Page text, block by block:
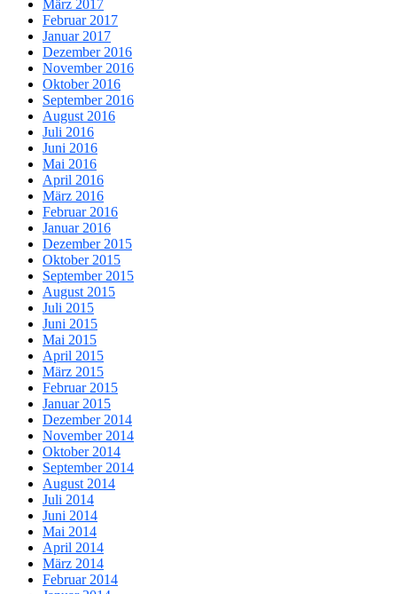
März 2017
Februar 2017
Januar 2017
Dezember 2016
November 2016
Oktober 2016
September 2016
August 2016
Juli 2016
Juni 2016
Mai 2016
April 2016
März 2016
Februar 2016
Januar 2016
Dezember 2015
Oktober 2015
September 2015
August 2015
Juli 2015
Juni 2015
Mai 2015
April 2015
März 2015
Februar 2015
Januar 2015
Dezember 2014
November 2014
Oktober 2014
September 2014
August 2014
Juli 2014
Juni 2014
Mai 2014
April 2014
März 2014
Februar 2014